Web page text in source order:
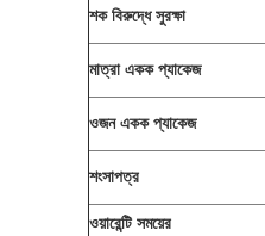
শক বিরুদ্ধে সুরক্ষা
মাত্রা একক প্যাকেজ
ওজন একক প্যাকেজ
শংসাপত্র
ওয়ারেন্টি সময়ের